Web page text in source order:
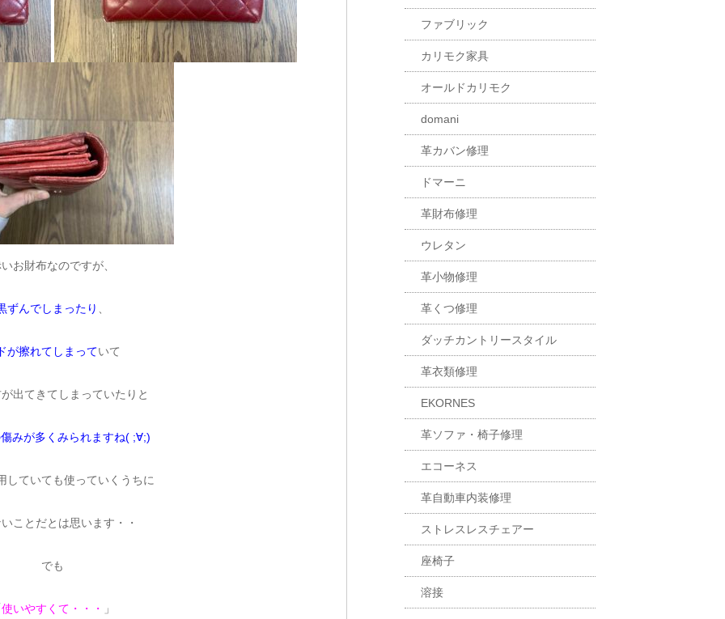
お財布なのですが、
ずんでしまったり
が擦れてしまっていて
出てきてしまっていたりと
みが多くみられますね( ;∀;)
していても使っていくうちに
ことだとは思います・・
でも
使いやすくて・・・ 」
ファブリック
カリモク家具
オールドカリモク
domani
革カバン修理
ドマーニ
革財布修理
ウレタン
革小物修理
革くつ修理
ダッチカントリースタイル
革衣類修理
EKORNES
革ソファ・椅子修理
エコーネス
革自動車内装修理
ストレスレスチェアー
座椅子
溶接